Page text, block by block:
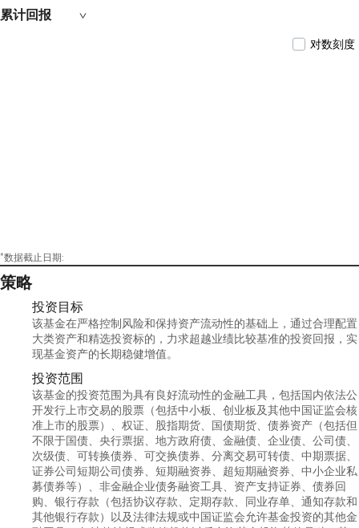
理。2018年6月13日至2023年6月9日担任泰康颐享
混合型证券投资基金基金经理。2018年8月24日至
累计回报
对数刻度
*数据截止日期:
策略
投资目标
该基金在严格控制风险和保持资产流动性的基础上，通过合理配置
大类资产和精选投资标的，力求超越业绩比较基准的投资回报，实
现基金资产的长期稳健增值。
投资范围
该基金的投资范围为具有良好流动性的金融工具，包括国内依法公
开发行上市交易的股票（包括中小板、创业板及其他中国证监会核
准上市的股票）、权证、股指期货、国债期货、债券资产（包括但
不限于国债、央行票据、地方政府债、金融债、企业债、公司债、
次级债、可转换债券、可交换债券、分离交易可转债、中期票据、
证券公司短期公司债券、短期融资券、超短期融资券、中小企业私
募债券等）、非金融企业债务融资工具、资产支持证券、债券回
购、银行存款（包括协议存款、定期存款、同业存单、通知存款和
其他银行存款）以及法律法规或中国证监会允许基金投资的其他金